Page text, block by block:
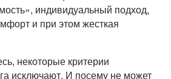
индивидуальный подход,
и при этом жесткая
некоторые критерии
исключают. И посему не может